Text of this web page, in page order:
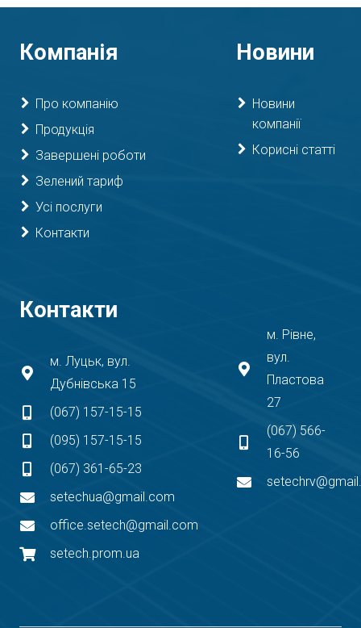
Компанія
Про компанію
Продукція
Завершені роботи
Зелений тариф
Усі послуги
Контакти
Новини
Новини
компанії
Корисні статті
Контакти
м. Луцьк, вул.
Дубнівська 15
(067) 157-15-15
(095) 157-15-15
(067) 361-65-23
setechua@gmail.com
office.setech@gmail.com
setech.prom.ua
м. Рівне,
вул.
Пластова
27
(067) 566-
16-56